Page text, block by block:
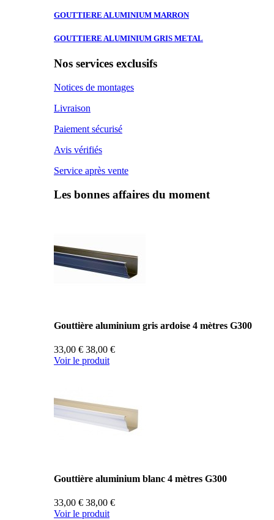
GOUTTIERE ALUMINIUM MARRON
GOUTTIERE ALUMINIUM GRIS METAL
Nos services exclusifs
Notices de montages
Livraison
Paiement sécurisé
Avis vérifiés
Service après vente
Les bonnes affaires du moment
Gouttière aluminium gris ardoise 4 mètres G300
33,00 € 38,00 €
Voir le produit
Gouttière aluminium blanc 4 mètres G300
33,00 € 38,00 €
Voir le produit